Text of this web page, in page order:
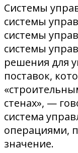
Системы
системы
системы
системы
решения для
поставок,
стенах», —
система
операциями,
значение.